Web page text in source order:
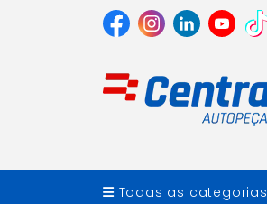
Todas as categorias